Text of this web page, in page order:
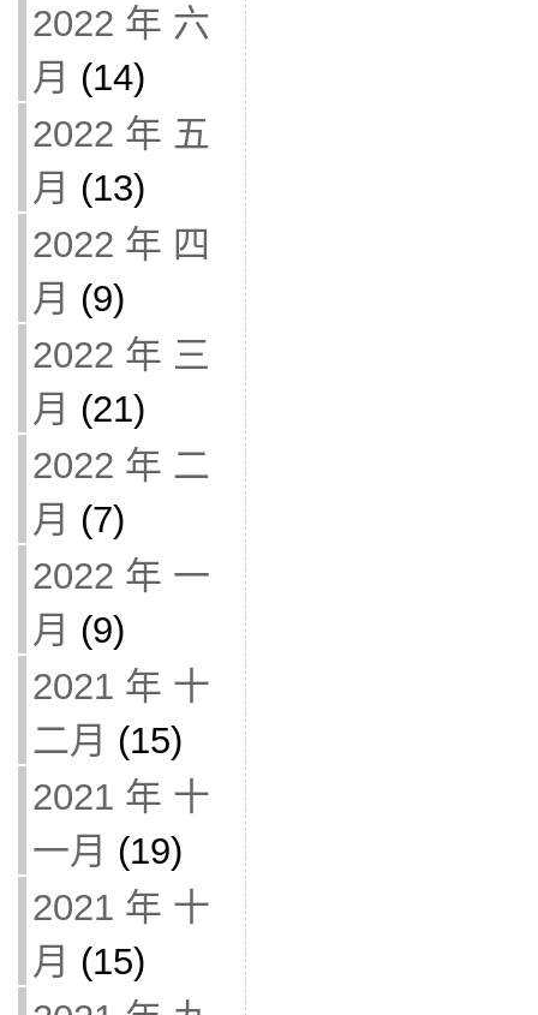
2022 年 六
月 (14)
2022 年 五
月 (13)
2022 年 四
月 (9)
2022 年 三
月 (21)
2022 年 二
月 (7)
2022 年 一
月 (9)
2021 年 十
二月 (15)
2021 年 十
一月 (19)
2021 年 十
月 (15)